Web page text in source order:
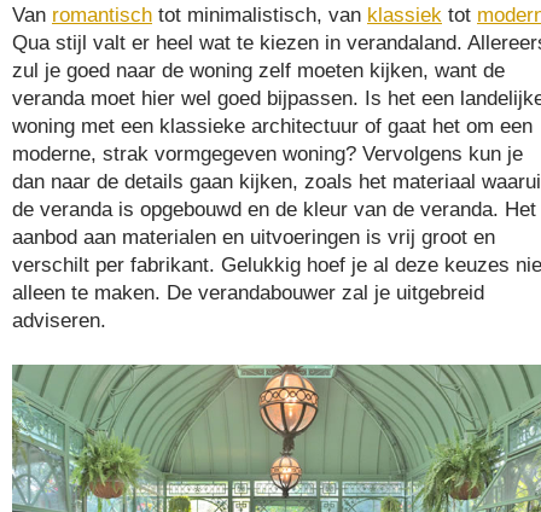
Van romantisch tot minimalistisch, van klassiek tot
Qua stijl valt er heel wat te kiezen in verandaland.
zul je goed naar de woning zelf moeten kijken, want de
veranda moet hier wel goed bijpassen. Is het een
woning met een klassieke architectuur of gaat het om een
moderne, strak vormgegeven woning? Vervolgens kun je
dan naar de details gaan kijken, zoals het materiaal
de veranda is opgebouwd en de kleur van de veranda. Het
aanbod aan materialen en uitvoeringen is vrij groot en
verschilt per fabrikant. Gelukkig hoef je al deze keuzes
alleen te maken. De verandabouwer zal je uitgebreid
adviseren.